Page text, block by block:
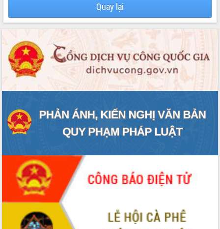
THÔNG TIN CHỈ ĐẠO ĐIỀU HÀNH
VĂN BẢN HĐND TỈNH
ĐIỂM TIN VĂN BẢN
Quay lại